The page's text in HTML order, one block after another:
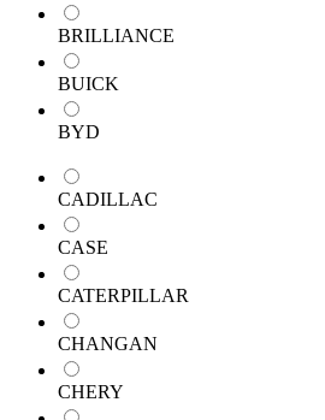
BRILLIANCE
BUICK
BYD
CADILLAC
CASE
CATERPILLAR
CHANGAN
CHERY